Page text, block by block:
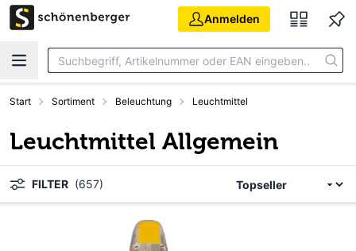
Zum Hauptinhalt springen
Anmelden
Start Sortiment Beleuchtung Leuchtmittel
Leuchtmittel Allgemein
FILTER (657)